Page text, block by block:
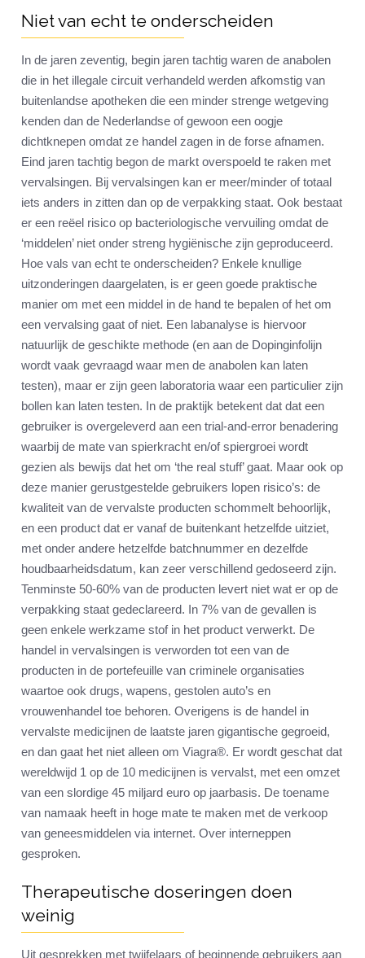
Niet van echt te onderscheiden
In de jaren zeventig, begin jaren tachtig waren de anabolen
die in het illegale circuit verhandeld werden afkomstig van
buitenlandse apotheken die een minder strenge wetgeving
kenden dan de Nederlandse of gewoon een oogje
dichtknepen omdat ze handel zagen in de forse afnamen.
Eind jaren tachtig begon de markt overspoeld te raken met
vervalsingen. Bij vervalsingen kan er meer/minder of totaal
iets anders in zitten dan op de verpakking staat. Ook bestaat
er een reëel risico op bacteriologische vervuiling omdat de
‘middelen’ niet onder streng hygiënische zijn geproduceerd.
Hoe vals van echt te onderscheiden? Enkele knullige
uitzonderingen daargelaten, is er geen goede praktische
manier om met een middel in de hand te bepalen of het om
een vervalsing gaat of niet. Een labanalyse is hiervoor
natuurlijk de geschikte methode (en aan de Dopinginfolijn
wordt vaak gevraagd waar men de anabolen kan laten
testen), maar er zijn geen laboratoria waar een particulier zijn
bollen kan laten testen. In de praktijk betekent dat dat een
gebruiker is overgeleverd aan een trial-and-error benadering
waarbij de mate van spierkracht en/of spiergroei wordt
gezien als bewijs dat het om ‘the real stuff’ gaat. Maar ook op
deze manier gerustgestelde gebruikers lopen risico’s: de
kwaliteit van de vervalste producten schommelt behoorlijk,
en een product dat er vanaf de buitenkant hetzelfde uitziet,
met onder andere hetzelfde batchnummer en dezelfde
houdbaarheidsdatum, kan zeer verschillend gedoseerd zijn.
Tenminste 50-60% van de producten levert niet wat er op de
verpakking staat gedeclareerd. In 7% van de gevallen is
geen enkele werkzame stof in het product verwerkt. De
handel in vervalsingen is verworden tot een van de
producten in de portefeuille van criminele organisaties
waartoe ook drugs, wapens, gestolen auto’s en
vrouwenhandel toe behoren. Overigens is de handel in
vervalste medicijnen de laatste jaren gigantische gegroeid,
en dan gaat het niet alleen om Viagra®. Er wordt geschat dat
wereldwijd 1 op de 10 medicijnen is vervalst, met een omzet
van een slordige 45 miljard euro op jaarbasis. De toename
van namaak heeft in hoge mate te maken met de verkoop
van geneesmiddelen via internet. Over interneppen
gesproken.
Therapeutische doseringen doen
weinig
Uit gesprekken met twijfelaars of beginnende gebruikers aan